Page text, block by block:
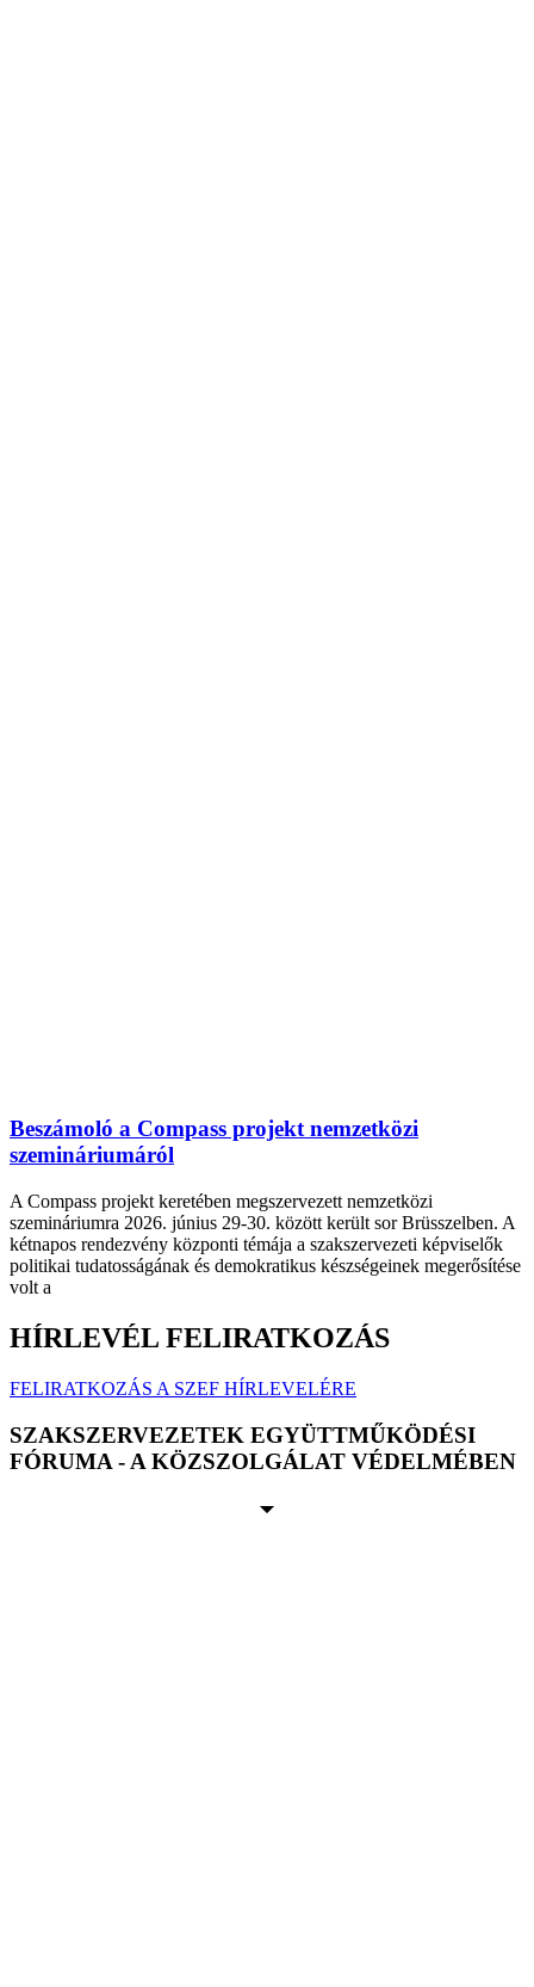
Beszámoló a Compass projekt nemzetközi
szemináriumáról
A Compass projekt keretében megszervezett nemzetközi
szemináriumra 2026. június 29-30. között került sor Brüsszelben. A
kétnapos rendezvény központi témája a szakszervezeti képviselők
politikai tudatosságának és demokratikus készségeinek megerősítése
volt a
HÍRLEVÉL FELIRATKOZÁS
FELIRATKOZÁS A SZEF HÍRLEVELÉRE
SZAKSZERVEZETEK EGYÜTTMŰKÖDÉSI
FÓRUMA - A KÖZSZOLGÁLAT VÉDELMÉBEN